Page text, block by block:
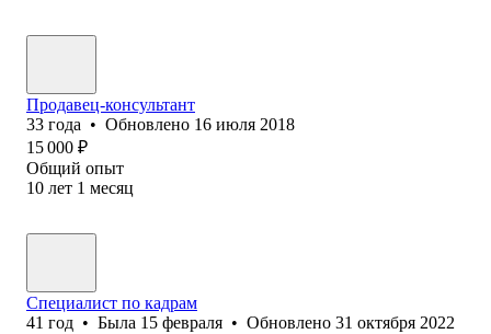
Продавец-консультант
33 года • Обновлено 16 июля 2018
15 000 ₽
Общий опыт
10 лет 1 месяц
Специалист по кадрам
41 год • Была 15 февраля • Обновлено 31 октября 2022